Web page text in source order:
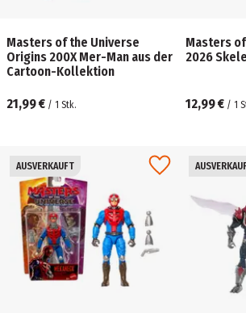
Masters of the Universe
Origins 200X Mer-Man aus der
Cartoon-Kollektion
21,99 € / 1 Stk.
Masters
2026
12,99 € / 1
AUSVERKAUFT